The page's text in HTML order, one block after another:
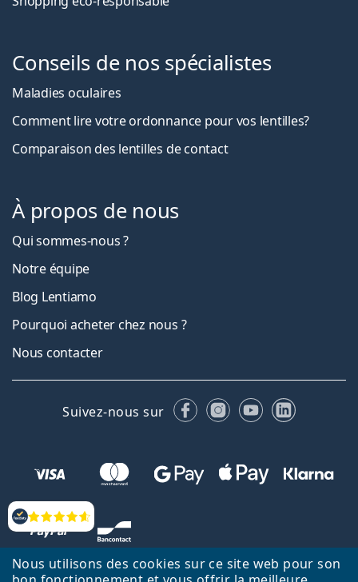
Nous utilisons des cookies sur ce site web pour son
Évaluation
Conseils de nos spécialistes
Maladies oculaires
Comment lire votre ordonnance pour vos lentilles?
Comparaison des lentilles de contact
À propos de nous
Qui sommes-nous ?
Notre équipe
Blog Lentiamo
Pourquoi acheter chez nous ?
Nous contacter
Suivez-nous sur FacebookInstagram
YouTubeLinkedIn